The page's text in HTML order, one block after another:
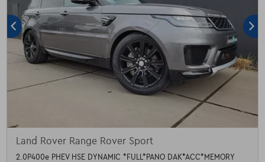
Land Rover Range Rover Sport
2.0P400e PHEV HSE DYNAMIC *FULL*PANO DAK*ACC*MEMORY